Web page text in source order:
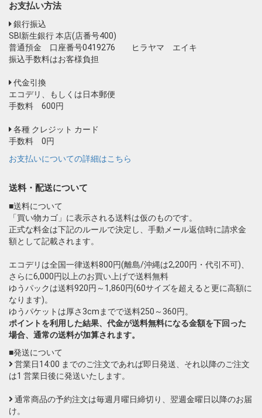
お支払い方法
銀行振込
SBI新生銀行 本店(店番号400)
普通預金 口座番号0419276 ヒラヤマ エイキ
振込手数料はお客様負担
代金引換
エコデリ、もしくは日本郵便
手数料 600円
各種 クレジット カード
手数料 0円
お支払いについての詳細はこちら
送料・配送について
■送料について
「買い物カゴ」に表示される送料は仮のものです。
正式な料金は下記のルールで決定し、手動メール返信時に請求金
額として記載されます。
エコデリは全国一律送料800円(離島/沖縄は2,200円・代引不可)、
さらに6,000円以上のお買い上げで送料無料
ゆうパックは送料920円～1,860円(60サイズを超えると更に高額に
なります)。
ゆうパケットは厚さ3cmまでで送料250～360円。
ポイントを利用した結果、代金が送料無料になる金額を下回った
場合、通常の送料が加算されます。
■発送について
営業日14:00 までのご注文であれば即日発送、それ以降のご注文
は1 営業日後に発送いたします。
通常商品の予約注文は毎週月曜日締切り、翌週金曜日以降のお届
け。